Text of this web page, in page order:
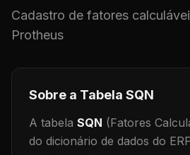
Cadastro de fatores
Protheus
Sobre a Tabela SQN
A tabela SQN (Fatores
do dicionário de dados do